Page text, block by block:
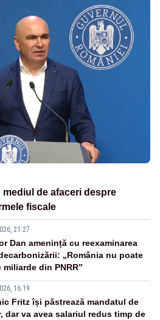
mediul de afaceri despre
fiscale
21:27
Dan amenință cu reexaminarea
„România nu poate
miliarde din PNRR”
16:19
Fritz își păstrează mandatul de
dar va avea salariul redus timp de